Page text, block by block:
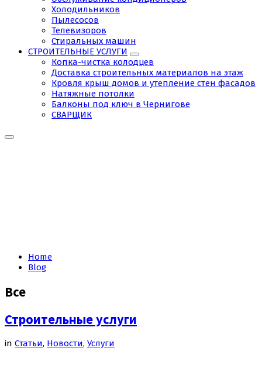
Холодильников
Пылесосов
Телевизоров
Стиральных машин
СТРОИТЕЛЬНЫЕ УСЛУГИ
Копка-чистка колодцев
Доставка строительных материалов на этаж
Кровля крыш домов и утепление стен фасадов
Натяжные потолки
Балконы под ключ в Чернигове
СВАРЩИК
Home
Blog
Все
Строительные услуги
in Cтатьи, Новости, Услуги